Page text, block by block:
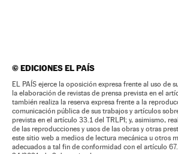
©EDICIONES EL PAÍS
EL PAÍS ejerce la oposición expresa frente al uso de
la elaboración de revistas de prensa prevista en el
también realiza la reserva expresa frente a la
comunicación pública de sus trabajos y artículos
prevista en el artículo 33.1 del TRLPI; y, asimismo,
de las reproducciones y usos de las obras y otras
este sitio web a medios de lectura mecánica u otros
adecuados a tal fin de conformidad con el artículo